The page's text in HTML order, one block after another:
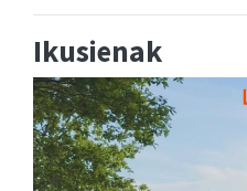
Ikusienak